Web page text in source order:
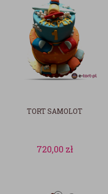
TORT SAMOLOT
720,00 zł